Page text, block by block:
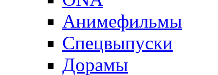
Анимефильмы
Спецвыпуски
Дорамы